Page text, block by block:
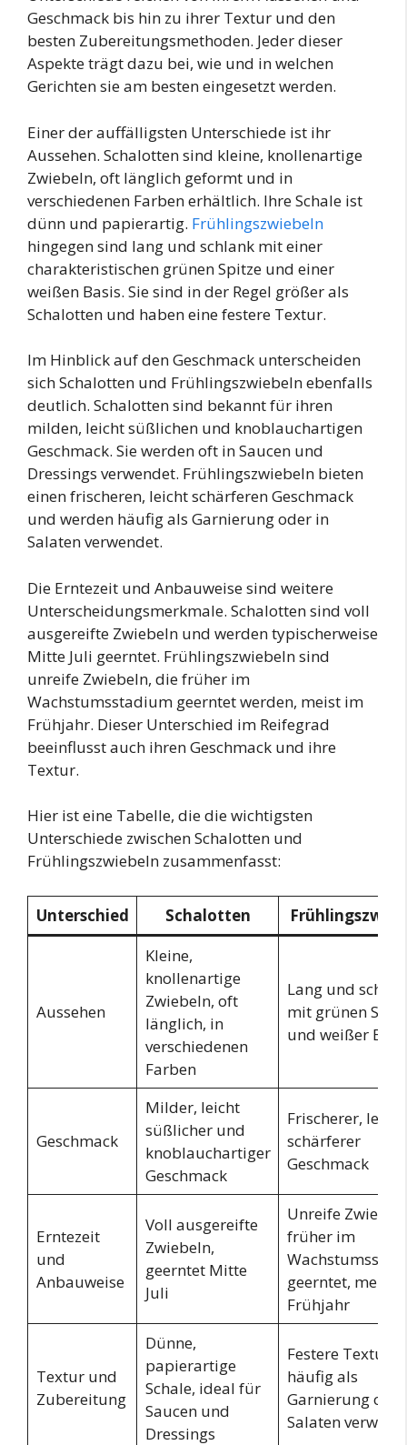
Geschmack bis hin zu ihrer Textur und den
besten Zubereitungsmethoden. Jeder dieser
Aspekte trägt dazu bei, wie und in welchen
Gerichten sie am besten eingesetzt werden.
Einer der auffälligsten Unterschiede ist ihr
Aussehen. Schalotten sind kleine, knollenartige
Zwiebeln, oft länglich geformt und in
verschiedenen Farben erhältlich. Ihre Schale ist
dünn und papierartig. Frühlingszwiebeln
hingegen sind lang und schlank mit einer
charakteristischen grünen Spitze und einer
weißen Basis. Sie sind in der Regel größer als
Schalotten und haben eine festere Textur.
Im Hinblick auf den Geschmack unterscheiden
sich Schalotten und Frühlingszwiebeln ebenfalls
deutlich. Schalotten sind bekannt für ihren
milden, leicht süßlichen und knoblauchartigen
Geschmack. Sie werden oft in Saucen und
Dressings verwendet. Frühlingszwiebeln bieten
einen frischeren, leicht schärferen Geschmack
und werden häufig als Garnierung oder in
Salaten verwendet.
Die Erntezeit und Anbauweise sind weitere
Unterscheidungsmerkmale. Schalotten sind voll
ausgereifte Zwiebeln und werden typischerweise
Mitte Juli geerntet. Frühlingszwiebeln sind
unreife Zwiebeln, die früher im
Wachstumsstadium geerntet werden, meist im
Frühjahr. Dieser Unterschied im Reifegrad
beeinflusst auch ihren Geschmack und ihre
Textur.
Hier ist eine Tabelle, die die wichtigsten
Unterschiede zwischen Schalotten und
Frühlingszwiebeln zusammenfasst:
Unterschied Schalotten
Aussehen
Kleine,
knollenartige
Zwiebeln, oft
länglich, in
verschiedenen
Farben
Lang und
mit grünen
und weißer
Geschmack
Milder, leicht
süßlicher und
knoblauchartiger
Geschmack
Frischerer, leicht
schärferer
Geschmack
Erntezeit
und
Anbauweise
Voll ausgereifte
Zwiebeln,
geerntet Mitte
Juli
Unreife
früher im
geerntet, meist
Frühjahr
Textur und
Zubereitung
Dünne,
papierartige
Schale, ideal für
Saucen und
Dressings
Festere Textur,
häufig als
Garnierung
Salaten